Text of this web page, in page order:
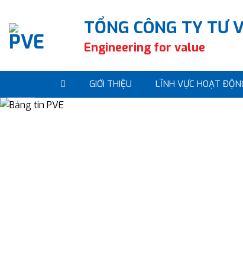
content
TỔNG CÔNG TY TƯ
Engineering for value
GIỚI THIỆU LĨNH VỰC HOẠT